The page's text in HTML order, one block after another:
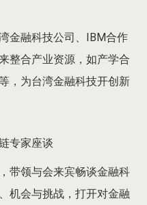
金融科技公司、IBM合作
整合产业资源，如产学合
，为台湾金融科技开创新
专家座谈
带领与会来宾畅谈金融科
机会与挑战，打开对金融